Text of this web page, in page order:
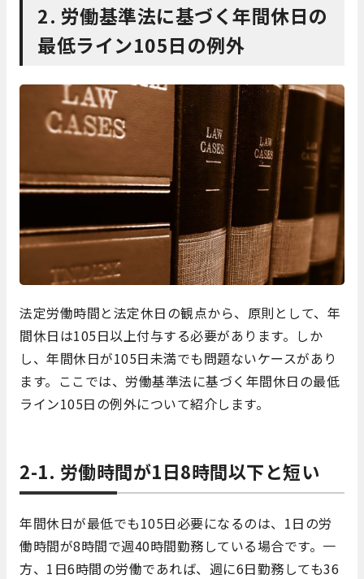
2. 労働基準法に基づく年間休日の
最低ライン105日の例外
法定労働時間と法定休日の観点から、原則として、年
間休日は105日以上付与する必要があります。しか
し、年間休日が105日未満でも問題ないケースがあり
ます。ここでは、労働基準法に基づく年間休日の最低
ライン105日の例外について紹介します。
2-1. 労働時間が1日8時間以下と短い
年間休日が最低でも105日必要になるのは、1日の労
働時間が8時間で週40時間勤務している場合です。一
方、1日6時間の労働であれば、週に6日勤務しても36